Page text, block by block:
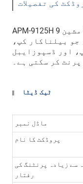
کی تفصیلات
APM-9125H آٹومیٹک کپ آفسیٹ پرنٹنگ مشین 9
جو بیلناکار کپ،
اور ڈسپوزایبل
کر سکتی ہے۔
ٹیک ڈیٹا
ماڈل نمبر
پروڈکٹ کا نام
سے زیادہ پرنٹنگ کی
رفتار